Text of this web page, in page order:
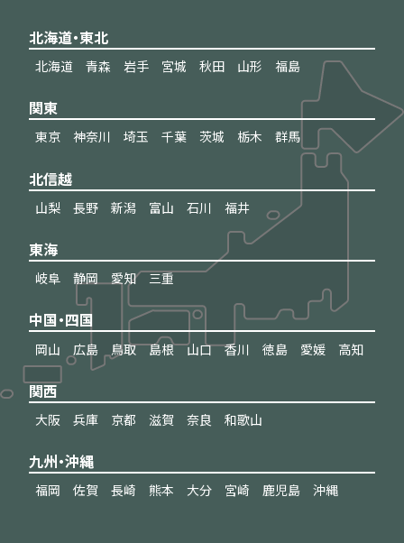
北海道・東北
北海道 青森 岩手 宮城 秋田 山形 福島
関東
東京 神奈川 埼玉 千葉 茨城 栃木 群馬
北信越
山梨 長野 新潟 富山 石川 福井
東海
岐阜 静岡 愛知 三重
中国・四国
岡山 広島 鳥取 島根 山口 香川 徳島 愛媛 高知
関西
大阪 兵庫 京都 滋賀 奈良 和歌山
九州・沖縄
福岡 佐賀 長崎 熊本 大分 宮崎 鹿児島 沖縄